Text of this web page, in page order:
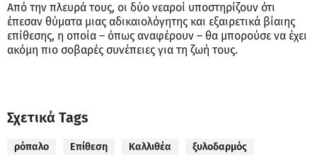
Από την πλευρά τους, οι δύο νεαροί υποστηρίζουν ότι
έπεσαν θύματα μιας αδικαιολόγητης και εξαιρετικά βίαιης
επίθεσης, η οποία – όπως αναφέρουν – θα μπορούσε να έχει
ακόμη πιο σοβαρές συνέπειες για τη ζωή τους.
Σχετικά Tags
ρόπαλο Επίθεση Καλλιθέα ξυλοδαρμός